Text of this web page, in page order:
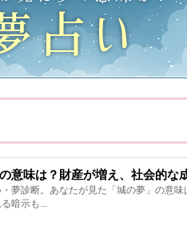
意味は？財産が増え、社会的な
夢診断。あなたが見た「城の夢」の意
暗示も...